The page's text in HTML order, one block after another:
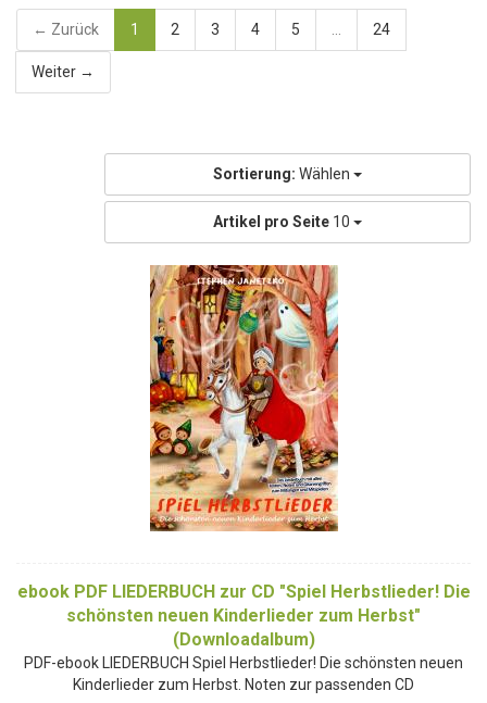
← Zurück 1 2 3 4 5 24
Weiter →
Sortierung: Wählen
Artikel pro Seite 10
ebook PDF LIEDERBUCH zur CD "Spiel Herbstlieder! Die
schönsten neuen Kinderlieder zum Herbst"
(Downloadalbum)
PDF-ebook LIEDERBUCH Spiel Herbstlieder! Die schönsten neuen
Kinderlieder zum Herbst. Noten zur passenden CD